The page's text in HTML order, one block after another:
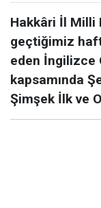
Hakkâri İl Milli
geçtiğimiz
eden İngilizce
kapsamında
Şimşek İlk ve